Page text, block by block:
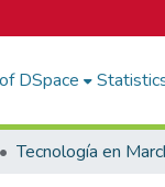
DSpace
Tecnología en